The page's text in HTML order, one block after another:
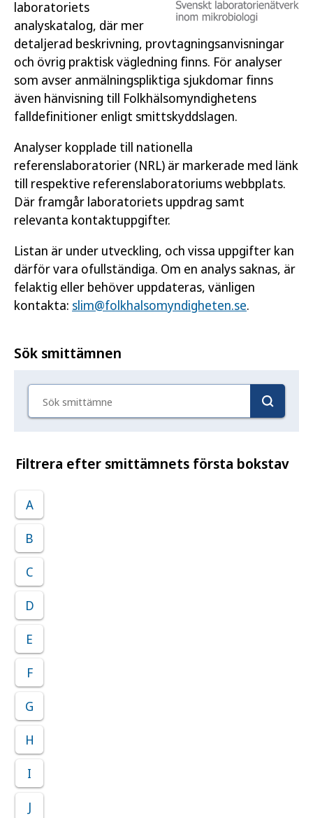
laboratoriets
analyskatalog, där mer
detaljerad beskrivning, provtagningsanvisningar
och övrig praktisk vägledning finns. För analyser
som avser anmälningspliktiga sjukdomar finns
även hänvisning till Folkhälsomyndighetens
falldefinitioner enligt smittskyddslagen.
Analyser kopplade till nationella
referenslaboratorier (NRL) är markerade med länk
till respektive referenslaboratoriums webbplats.
Där framgår laboratoriets uppdrag samt
relevanta kontaktuppgifter.
Listan är under utveckling, och vissa uppgifter kan
därför vara ofullständiga. Om en analys saknas, är
felaktig eller behöver uppdateras, vänligen
kontakta: slim@folkhalsomyndigheten.se.
Sök smittämnen
Filtrera efter smittämnets första bokstav
A
B
C
D
E
F
G
H
I
J